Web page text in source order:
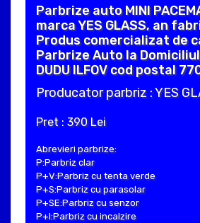
Parbrize auto MINI
marca YES GLASS, an
Produs comercializat de
Parbrize Auto la
DUDU ILFOV cod postal
Producator parbriz : YES
Pret : 390 Lei
Abrevieri parbrize:
P:Parbriz clar
P+V:Parbriz cu tenta verde
P+S:Parbriz cu parasolar
P+SE:Parbriz cu senzor
P+I:Parbriz cu incalzire